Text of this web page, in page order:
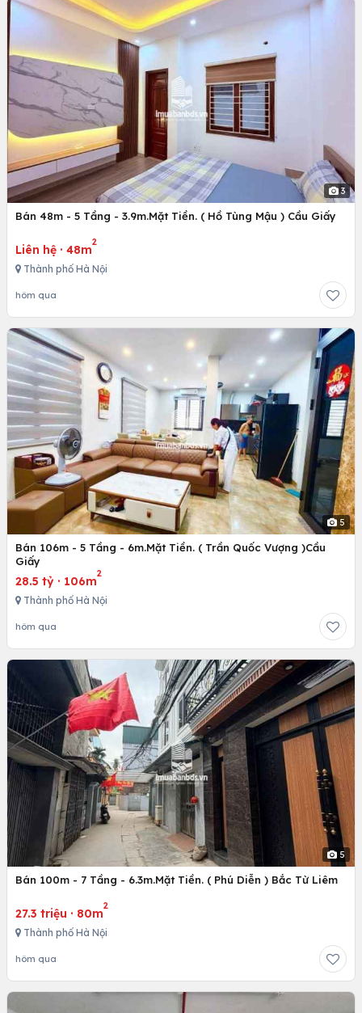
3
Bán 48m - 5 Tầng - 3.9m.Mặt Tiền. ( Hồ Tùng Mậu ) Cầu Giấy
Liên hệ · 48m
2
Thành phố Hà Nội
hôm qua
5
Bán 106m - 5 Tầng - 6m.Mặt Tiền. ( Trần Quốc Vượng )Cầu
Giấy
28.5 tỷ · 106m
2
Thành phố Hà Nội
hôm qua
5
Bán 100m - 7 Tầng - 6.3m.Mặt Tiền. ( Phú Diễn ) Bắc Từ Liêm
27.3 triệu · 80m
2
Thành phố Hà Nội
hôm qua